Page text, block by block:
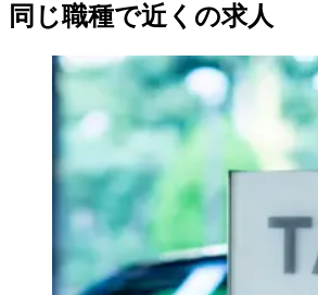
同じ職種で近くの求人